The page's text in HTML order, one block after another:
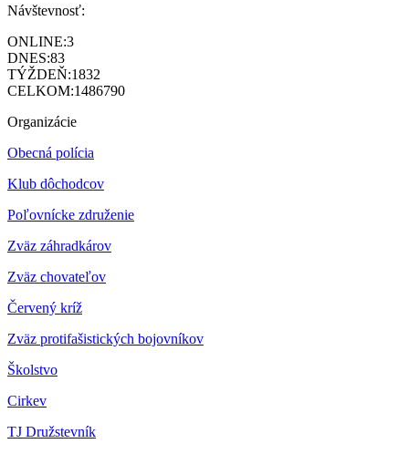
Návštevnosť:
ONLINE:3
DNES:83
TÝŽDEŇ:1832
CELKOM:1486790
Organizácie
Obecná polícia
Klub dôchodcov
Poľovnícke združenie
Zväz záhradkárov
Zväz chovateľov
Červený kríž
Zväz protifašistických bojovníkov
Školstvo
Cirkev
TJ Družstevník